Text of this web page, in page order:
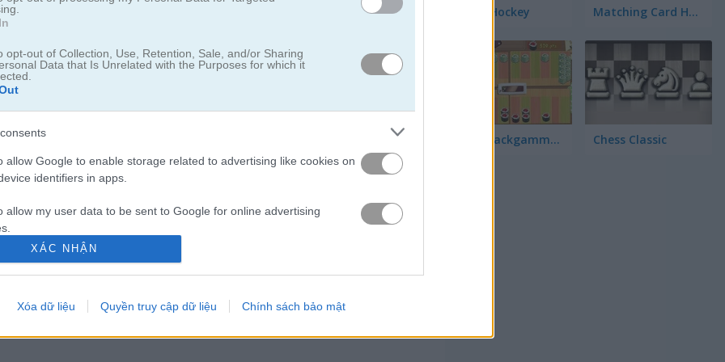
opt-out of Collection, Use, Retention, Sale, and/or Sharing
Data that Is Unrelated with the Purposes for which it
allow Google to enable storage related to advertising like cookies on
identifiers in apps.
allow my user data to be sent to Google for online advertising
allow Google to send me personalized advertising.
allow Google to enable storage related to analytics like cookies on
identifiers in apps.
XÁC NHẬN
Xóa dữ liệu Quyền truy cập dữ liệu Chính sách bảo mật
thể chơi với AI hoặc người chơi khác
khi chơi phiên bản cờ cá ngựa cổ điển trực tuyến này. Thu thập các quân
chiến thắng không.
3D Air Hockey Matching Card Heroes
Sushi Backgammon Chess Classic